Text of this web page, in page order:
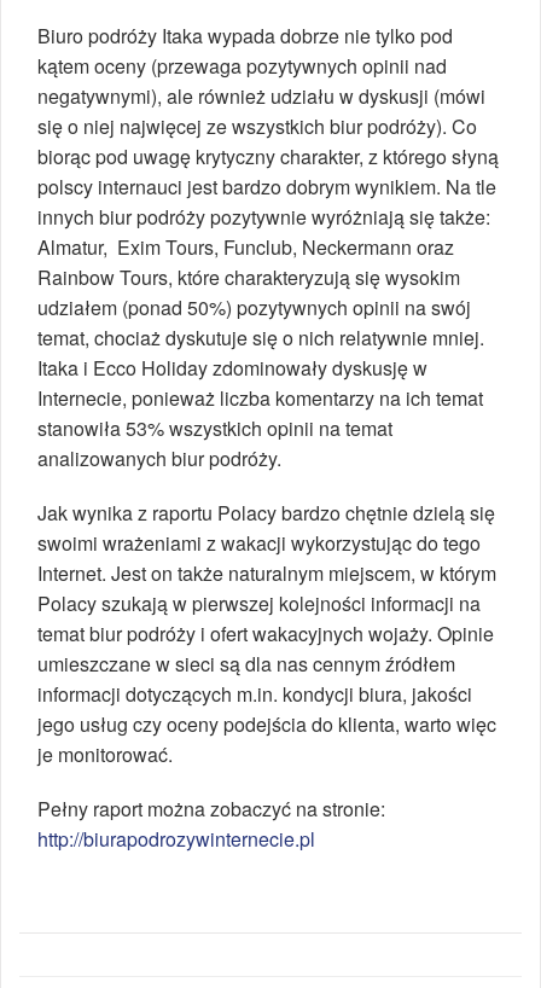
Biuro podróży Itaka wypada dobrze nie tylko pod
kątem oceny (przewaga pozytywnych opinii nad
negatywnymi), ale również udziału w dyskusji (mówi
się o niej najwięcej ze wszystkich biur podróży). Co
biorąc pod uwagę krytyczny charakter, z którego słyną
polscy internauci jest bardzo dobrym wynikiem. Na tle
innych biur podróży pozytywnie wyróżniają się także:
Almatur, Exim Tours, Funclub, Neckermann oraz
Rainbow Tours, które charakteryzują się wysokim
udziałem (ponad 50%) pozytywnych opinii na swój
temat, chociaż dyskutuje się o nich relatywnie mniej.
Itaka i Ecco Holiday zdominowały dyskusję w
Internecie, ponieważ liczba komentarzy na ich temat
stanowiła 53% wszystkich opinii na temat
analizowanych biur podróży.
Jak wynika z raportu Polacy bardzo chętnie dzielą się
swoimi wrażeniami z wakacji wykorzystując do tego
Internet. Jest on także naturalnym miejscem, w którym
Polacy szukają w pierwszej kolejności informacji na
temat biur podróży i ofert wakacyjnych wojaży. Opinie
umieszczane w sieci są dla nas cennym źródłem
informacji dotyczących m.in. kondycji biura, jakości
jego usług czy oceny podejścia do klienta, warto więc
je monitorować.
Pełny raport można zobaczyć na stronie:
http://biurapodrozywinternecie.pl